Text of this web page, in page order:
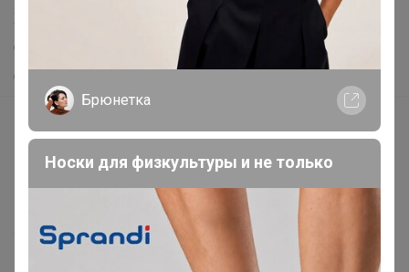
Хиты продаж
Самое желанное
Самое быстрое
Начать зарабатывать с 24-ok
Picabox.ru - Лучшее место для ваших изображений
Пульс нашего маркетплейса
Укорачиватель ссылок
Брюнетка
Носки для физкультуры и не только